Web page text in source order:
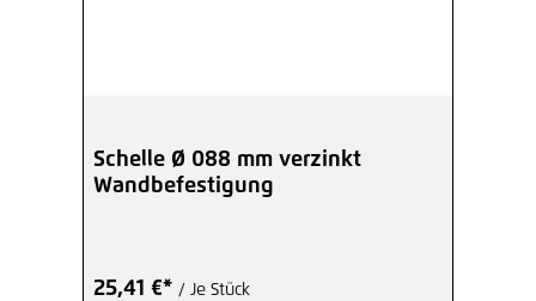
Schelle Ø 088 mm verzinkt
Wandbefestigung
25,41 €* / Je Stück